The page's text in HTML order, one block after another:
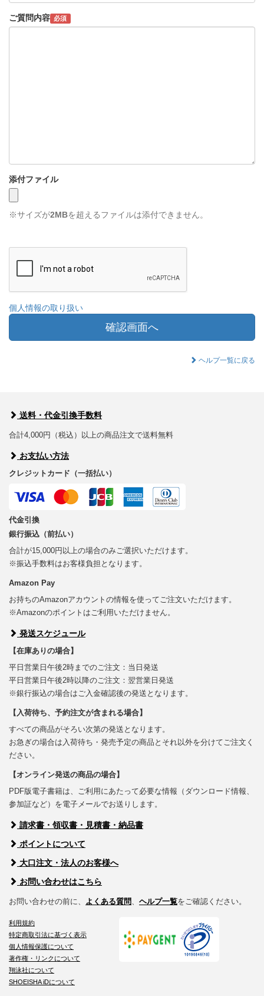
ご質問内容 必須
添付ファイル
※サイズが2MBを超えるファイルは添付できません。
個人情報の取り扱い
確認画面へ
ヘルプ一覧に戻る
送料・代金引換手数料
合計4,000円（税込）以上の商品注文で送料無料
お支払い方法
クレジットカード（一括払い）
代金引換
銀行振込（前払い）
合計が15,000円以上の場合のみご選択いただけます。
※振込手数料はお客様負担となります。
Amazon Pay
お持ちのAmazonアカウントの情報を使ってご注文いただけます。
※Amazonのポイントはご利用いただけません。
発送スケジュール
【在庫ありの場合】
平日営業日午後2時までのご注文：当日発送
平日営業日午後2時以降のご注文：翌営業日発送
※銀行振込の場合はご入金確認後の発送となります。
【入荷待ち、予約注文が含まれる場合】
すべての商品がそろい次第の発送となります。
お急ぎの場合は入荷待ち・発売予定の商品とそれ以外を分けてご注文く
ださい。
【オンライン発送の商品の場合】
PDF版電子書籍は、ご利用にあたって必要な情報（ダウンロード情報、
参加証など）を電子メールでお送りします。
請求書・領収書・見積書・納品書
ポイントについて
大口注文・法人のお客様へ
お問い合わせはこちら
お問い合わせの前に、 よくある質問 ヘルプ一覧をご確認ください。
利用規約
特定商取引法に基づく表示
個人情報保護について
著作権・リンクについて
翔泳社について
SHOEISHA iDについて